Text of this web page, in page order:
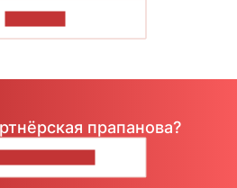
прапанова?